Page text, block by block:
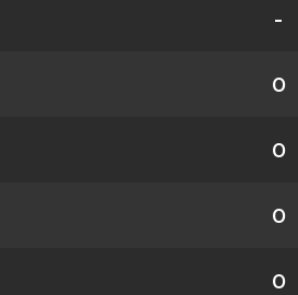
-
0
0
0
0